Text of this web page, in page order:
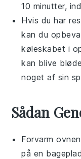
10 minutter,
Hvis du har
kan du
køleskabet i
kan blive
noget af sin
Sådan
Forvarm
på en